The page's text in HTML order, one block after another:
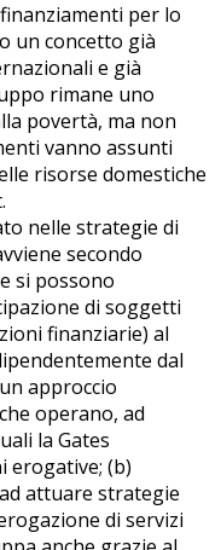
per lo
un concetto già
e già
rimane uno
povertà, ma non
vanno assunti
risorse domestiche
nelle strategie di
secondo
si possono
di soggetti
finanziarie) al
dal
approccio
operano, ad
la Gates
erogative; (b)
attuare strategie
di servizi